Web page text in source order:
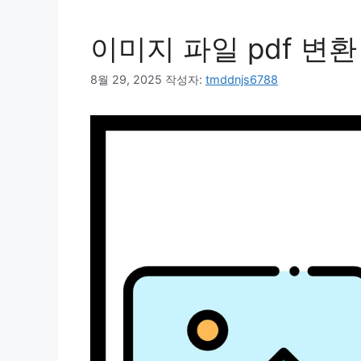
이미지 파일 pdf 변
8월 29, 2025 작성자: tmddnjs6788